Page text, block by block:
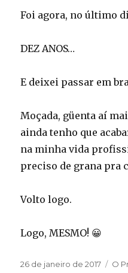
Foi agora, no último
DEZ ANOS…
E deixei passar em
Moçada, güenta aí
ainda tenho que
na minha vida
preciso de grana pra
Volto logo.
Logo, MESMO! 😀
Publicado
26 de janeiro de 2017 O